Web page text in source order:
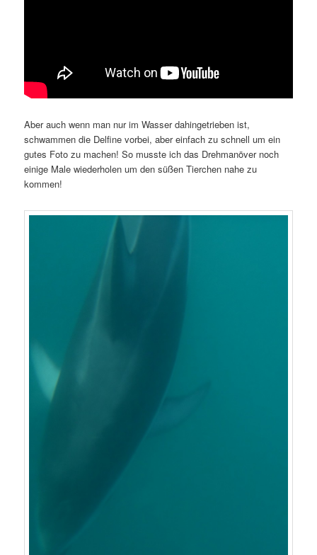
Aber auch wenn man nur im Wasser dahingetrieben ist,
schwammen die Delfine vorbei, aber einfach zu schnell um ein
gutes Foto zu machen! So musste ich das Drehmanöver noch
einige Male wiederholen um den süßen Tierchen nahe zu
kommen!